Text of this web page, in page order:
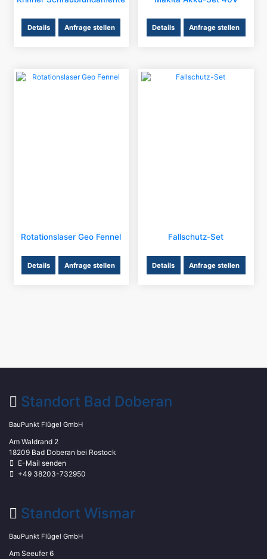
Details Anfrage stellen Details Anfrage stellen
Rotationslaser Geo Fennel
Details Anfrage stellen
Fallschutz-Set
Details Anfrage stellen
Standort Bad Doberan
BauPunkt Flügel GmbH
Am Waldrand 2
18209 Bad Doberan bei Rostock
E-Mail senden
+49 38203-732950
Standort Wismar
BauPunkt Flügel GmbH
Am Seeufer 6